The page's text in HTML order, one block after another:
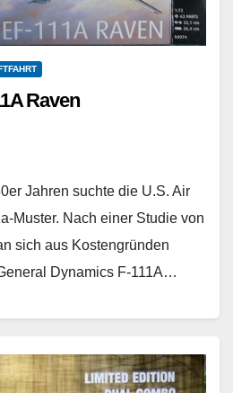
Raven
Jahren suchte die U.S. Air
Muster. Nach einer Studie von
sich aus Kostengründen
Dynamics F-111A…